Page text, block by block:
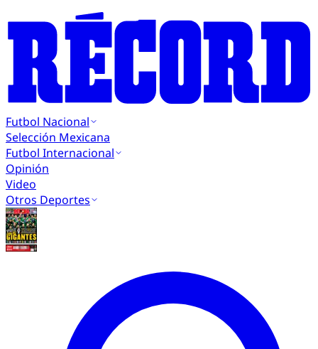
Futbol Nacional
Selección Mexicana
Futbol Internacional
Opinión
Video
Otros Deportes